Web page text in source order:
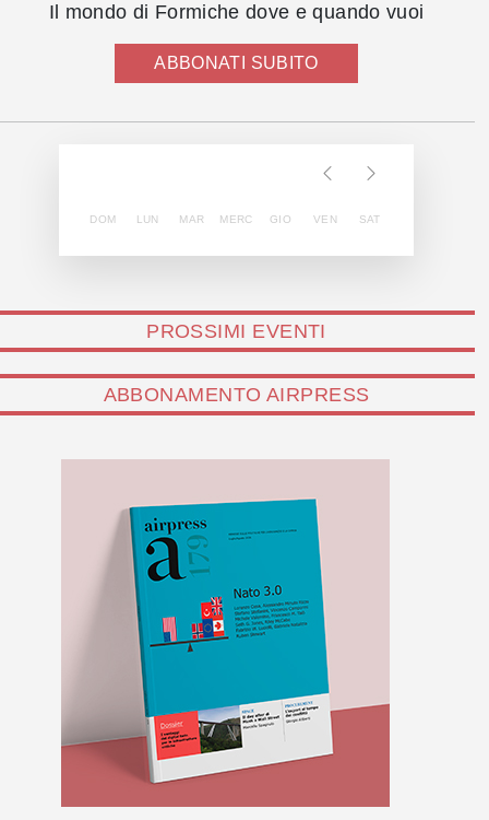
Il mondo di Formiche dove e quando vuoi
ABBONATI SUBITO
DOM LUN MAR MERC GIO VEN SAT
PROSSIMI EVENTI
ABBONAMENTO AIRPRESS